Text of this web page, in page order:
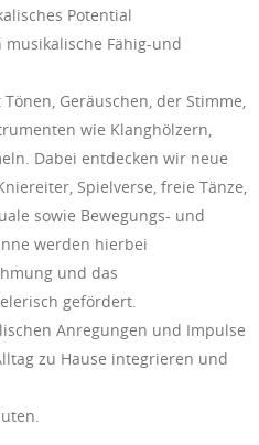
Potential
Fähig-und
Geräuschen, der Stimme,
wie Klanghölzern,
Dabei entdecken wir neue
Spielverse, freie Tänze,
sowie Bewegungs- und
werden hierbei
und das
gefördert.
Anregungen und Impulse
zu Hause integrieren und